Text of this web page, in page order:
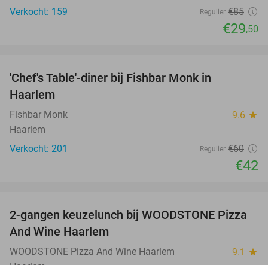
Verkocht: 159
Regulier €85
€29,50
'Chef's Table'-diner bij Fishbar Monk in
Haarlem
Fishbar Monk 9.6 star
Haarlem
Verkocht: 201
Regulier €60
€42
46%
2-gangen keuzelunch bij WOODSTONE Pizza
And Wine Haarlem
WOODSTONE Pizza And Wine Haarlem 9.1 star